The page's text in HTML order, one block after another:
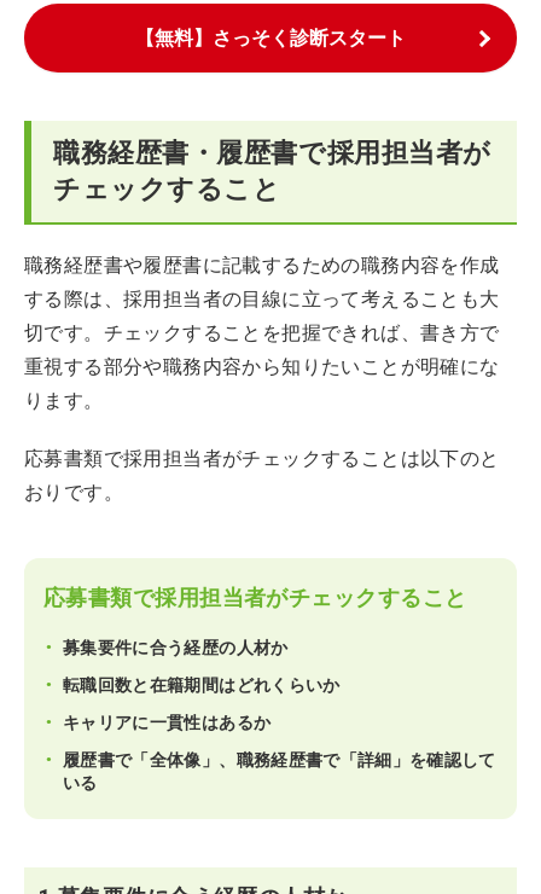
【無料】さっそく診断スタート
職務経歴書・履歴書で採用担当者が
チェックすること
職務経歴書や履歴書に記載するための職務内容を作成
する際は、採用担当者の目線に立って考えることも大
切です。チェックすることを把握できれば、書き方で
重視する部分や職務内容から知りたいことが明確にな
ります。
応募書類で採用担当者がチェックすることは以下のと
おりです。
応募書類で採用担当者がチェックすること
募集要件に合う経歴の人材か
転職回数と在籍期間はどれくらいか
キャリアに一貫性はあるか
履歴書で「全体像」、職務経歴書で「詳細」を確認して
いる